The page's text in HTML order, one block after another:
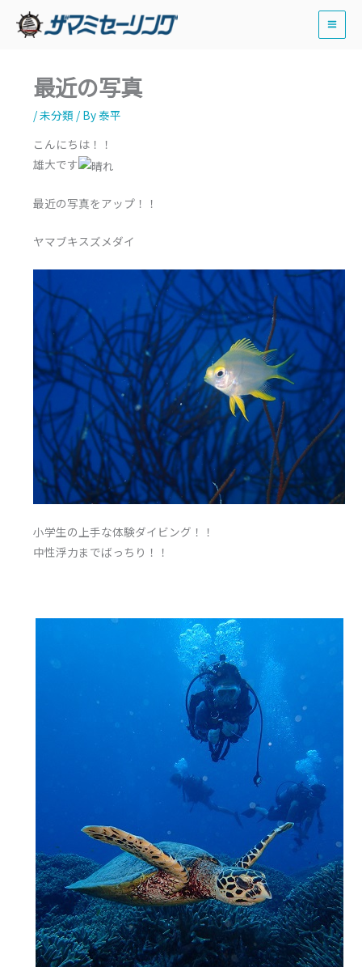
最近の写真
/未分類 / By泰平
こんにちは！！
雄大です
最近の写真をアップ！！
ヤマブキスズメダイ
小学生の上手な体験ダイビング！！
中性浮力までばっちり！！